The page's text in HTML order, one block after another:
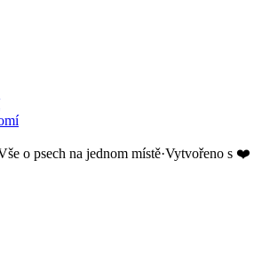
o psech na jednom místě·Vytvořeno s ❤️